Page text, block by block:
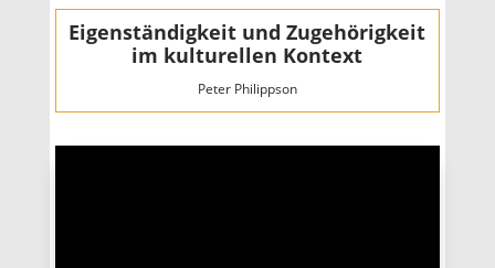
Eigenständigkeit und Zugehörigkeit
im kulturellen Kontext
Peter Philippson